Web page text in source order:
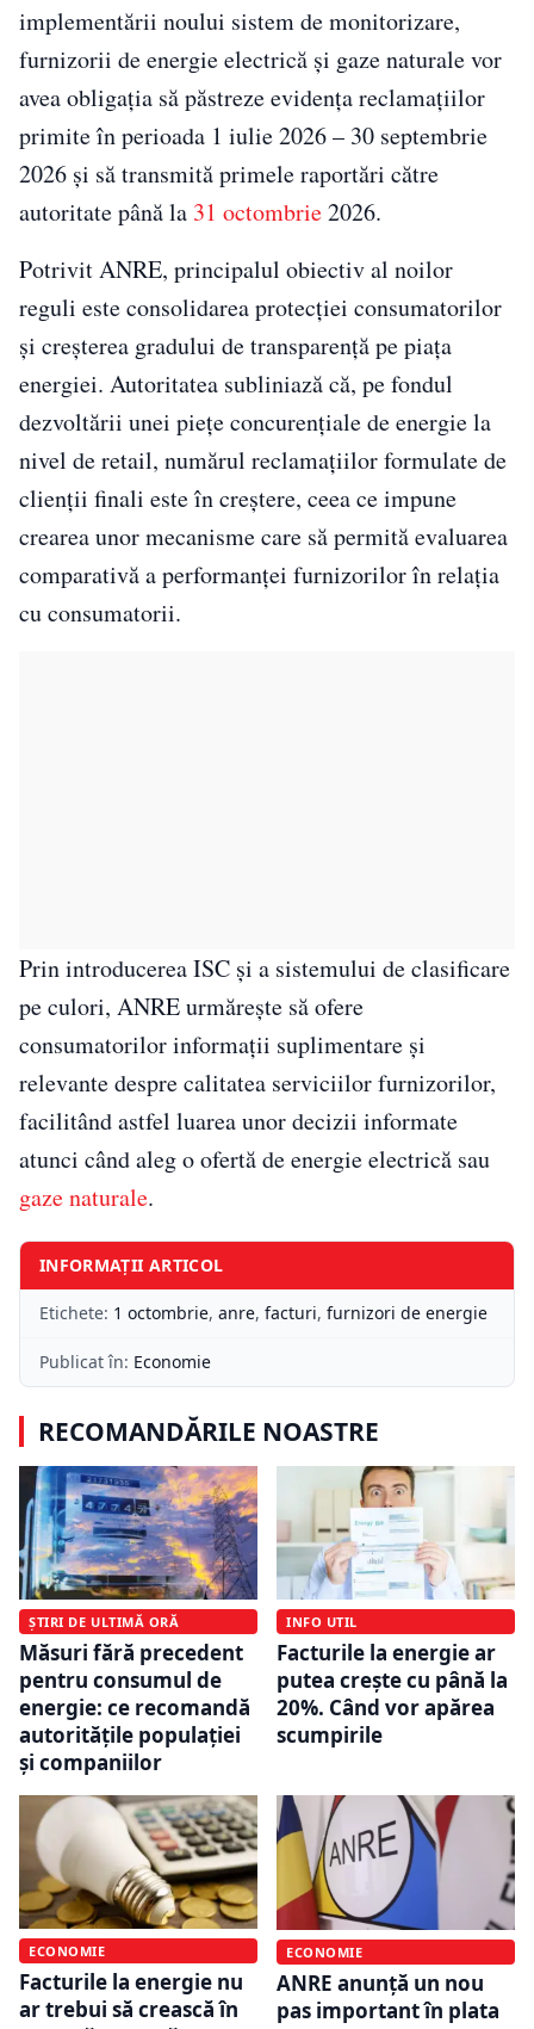
implementării noului sistem de monitorizare,
furnizorii de energie electrică și gaze naturale vor
avea obligația să păstreze evidența reclamațiilor
primite în perioada 1 iulie 2026 – 30 septembrie
2026 și să transmită primele raportări către
autoritate până la 31 octombrie2026.
Potrivit ANRE, principalul obiectiv al noilor
reguli este consolidarea protecției consumatorilor
și creșterea gradului de transparență pe piața
energiei. Autoritatea subliniază că, pe fondul
dezvoltării unei piețe concurențiale de energie la
nivel de retail, numărul reclamațiilor formulate de
clienții finali este în creștere, ceea ce impune
crearea unor mecanisme care să permită evaluarea
comparativă a performanței furnizorilor în relația
cu consumatorii.
Prin introducerea ISC și a sistemului de clasificare
pe culori, ANRE urmărește să ofere
consumatorilor informații suplimentare și
relevante despre calitatea serviciilor furnizorilor,
facilitând astfel luarea unor decizii informate
atunci când aleg o ofertă de energie electrică sau
gaze naturale.
INFORMAȚII ARTICOL
Etichete: 1 octombrie, anre, facturi, furnizori de energie
Publicat în: Economie
RECOMANDĂRILE NOASTRE
ȘTIRI DE ULTIMĂ ORĂ
Măsuri fără precedent
pentru consumul de
energie: ce recomandă
autoritățile populației
și companiilor
INFO UTIL
Facturile la energie ar
putea crește cu până la
20%. Când vor apărea
scumpirile
ECONOMIE
Facturile la energie nu
ar trebui să crească în
ECONOMIE
ANRE anunță un nou
pas important în plata